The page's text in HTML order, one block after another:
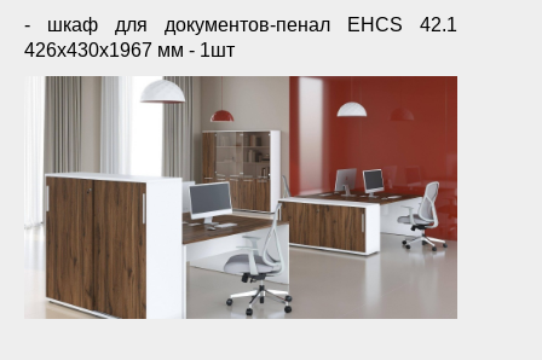
- шкаф для документов-пенал ЕНСS 42.1
426х430х1967 мм - 1шт